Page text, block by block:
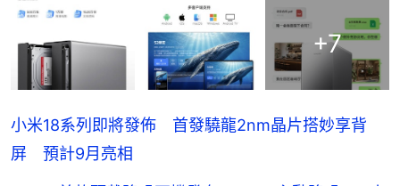
+7
小米18系列即將發佈 首發驍龍2nm晶片搭妙享背
屏 預計9月亮相